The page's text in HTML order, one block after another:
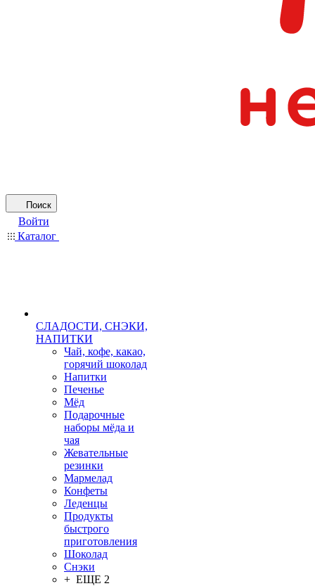
Поиск
Войти
Каталог
СЛАДОСТИ, СНЭКИ,
НАПИТКИ
Чай, кофе, какао,
горячий шоколад
Напитки
Печенье
Мёд
Подарочные
наборы мёда и
чая
Жевательные
резинки
Мармелад
Конфеты
Леденцы
Продукты
быстрого
приготовления
Шоколад
Снэки
+ ЕЩЕ 2